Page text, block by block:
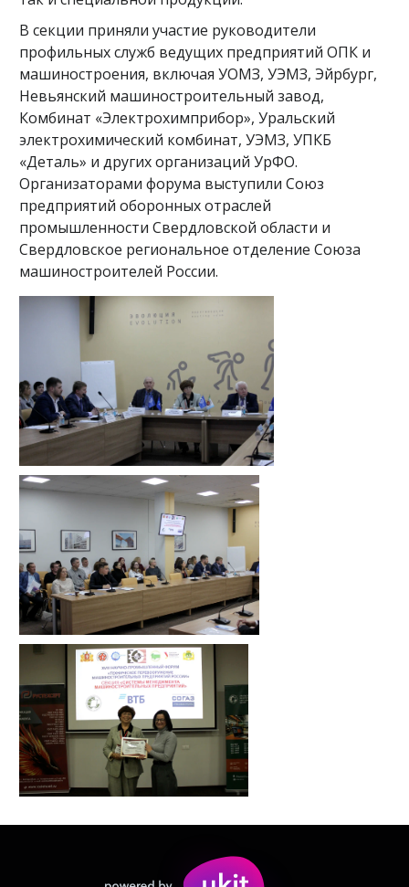
В секции приняли участие руководители
профильных служб ведущих предприятий ОПК и
машиностроения, включая УОМЗ, УЭМЗ, Эйрбург,
Невьянский машиностроительный завод,
Комбинат «Электрохимприбор», Уральский
электрохимический комбинат, УЭМЗ, УПКБ
«Деталь» и других организаций УрФО.
Организаторами форума выступили Союз
предприятий оборонных отраслей
промышленности Свердловской области и
Свердловское региональное отделение Союза
машиностроителей России.